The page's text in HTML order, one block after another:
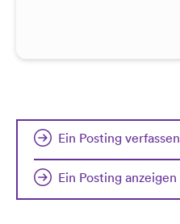
Ein Posting verfassen
Ein Posting anzeigen